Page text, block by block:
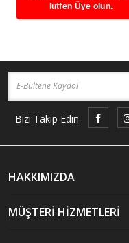
lütfen Üye olun.
Bizi Takip Edin
HAKKIMIZDA
MÜŞTERİ HİZMETLERİ